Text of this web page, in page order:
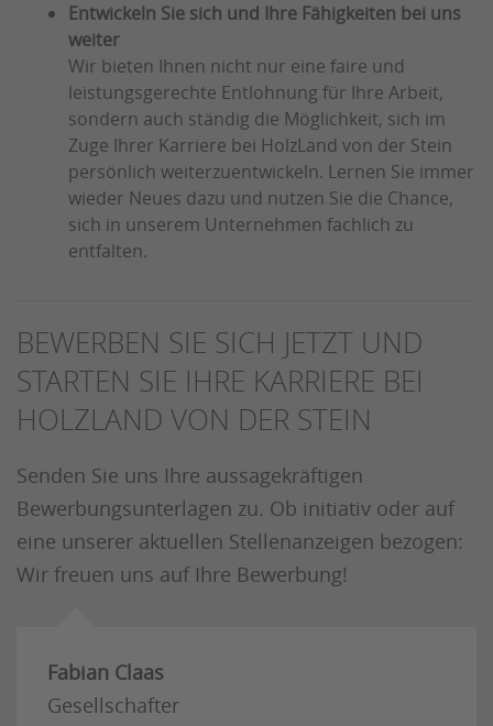
Entwickeln Sie sich und Ihre Fähigkeiten bei uns
weiter
Wir bieten Ihnen nicht nur eine faire und
leistungsgerechte Entlohnung für Ihre Arbeit,
sondern auch ständig die Möglichkeit, sich im
Zuge Ihrer Karriere bei HolzLand von der Stein
persönlich weiterzuentwickeln. Lernen Sie immer
wieder Neues dazu und nutzen Sie die Chance,
sich in unserem Unternehmen fachlich zu
entfalten.
BEWERBEN SIE SICH JETZT UND
STARTEN SIE IHRE KARRIERE BEI
HOLZLAND VON DER STEIN
Senden Sie uns Ihre aussagekräftigen
Bewerbungsunterlagen zu. Ob initiativ oder auf
eine unserer aktuellen Stellenanzeigen bezogen:
Wir freuen uns auf Ihre Bewerbung!
Fabian Claas
Gesellschafter